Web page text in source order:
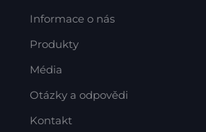
Informace o nás
Produkty
Média
Otázky a odpovědi
Kontakt